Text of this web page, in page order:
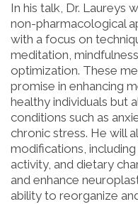
In his talk, Dr. Laureys
non-pharmacological
with a focus on
meditation,
optimization. These
promise in enhancing
healthy individuals but
conditions such as
chronic stress. He will
modifications,
activity, and dietary
and enhance
ability to reorganize